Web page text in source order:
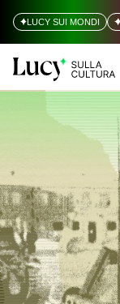
LUCY SUI MONDI